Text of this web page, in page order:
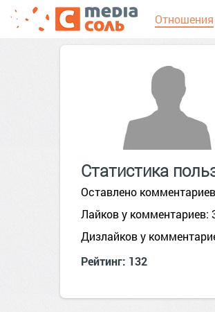
Отношения
Статистика
Оставлено
Лайков у комментариев:
Дизлайков у
Рейтинг: 132